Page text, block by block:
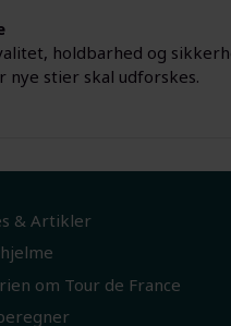
holdbarhed og
nye stier skal udforskes.
& Artikler
om Tour de France